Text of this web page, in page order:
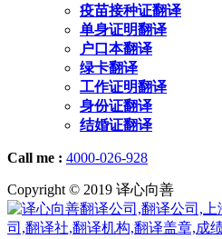
疫苗接种证翻译
单身证明翻译
户口本翻译
绿卡翻译
工作证明翻译
身份证翻译
结婚证翻译
Call me : 4000-026-928
Copyright © 2019 译心向善